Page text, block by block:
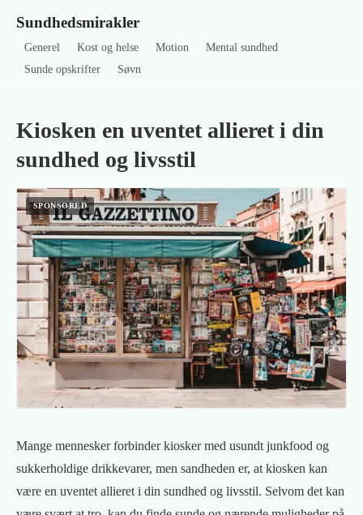
Sundhedsmirakler
Generel Kost og helse Motion
Mental sundhed
Sunde opskrifter
Søvn
Kiosken en uventet allieret i din
sundhed og livsstil
Mange mennesker forbinder kiosker med usundt junkfood og
sukkerholdige drikkevarer, men sandheden er, at kiosken kan
være en uventet allieret i din sundhed og livsstil. Selvom det kan